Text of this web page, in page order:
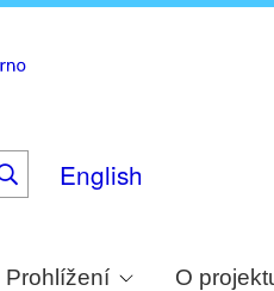
English
Prohlížení O